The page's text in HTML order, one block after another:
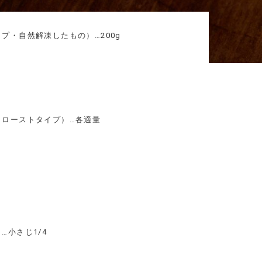
・自然解凍したもの）…200g
ーストタイプ）…各適量
…小さじ1/4